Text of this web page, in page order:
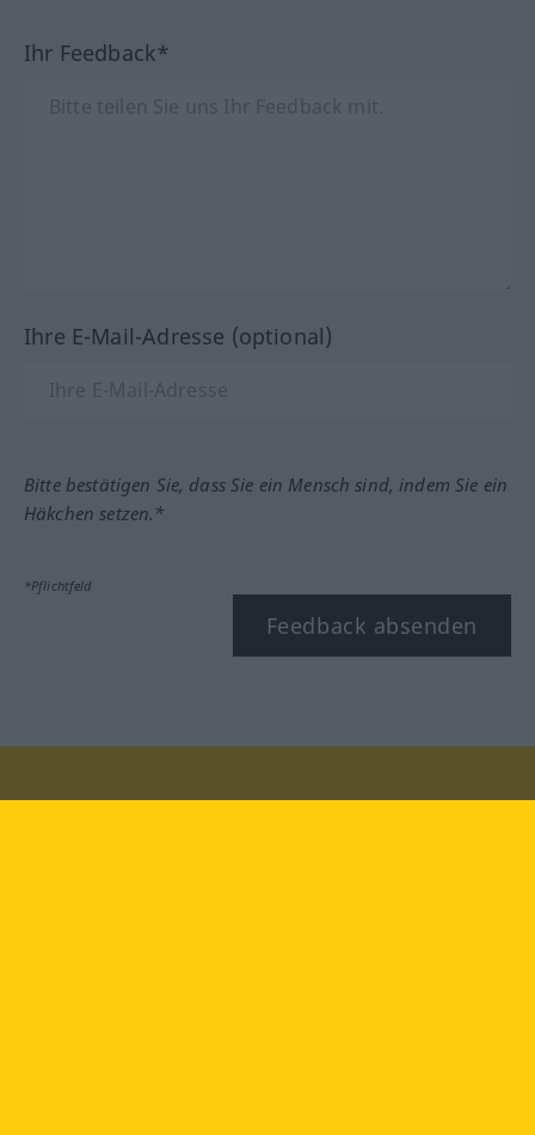
Ihr Feedback*
Ihre E-Mail-Adresse (optional)
Bitte bestätigen Sie, dass Sie ein Mensch sind, indem Sie ein
Häkchen setzen.*
*Pflichtfeld
Feedback absenden